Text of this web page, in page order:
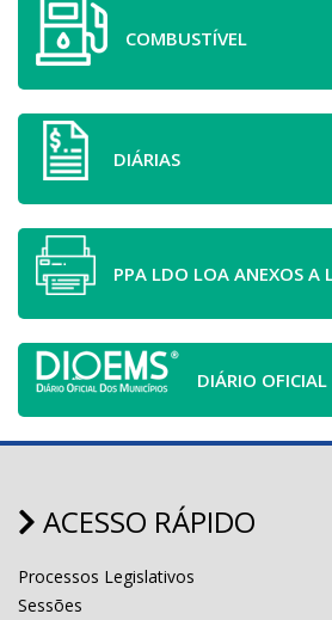
COMBUSTÍVEL
DIÁRIAS
PPA LDO LOA ANEXOS A
DIÁRIO OFICIAL
ACESSO RÁPIDO
Processos Legislativos
Sessões